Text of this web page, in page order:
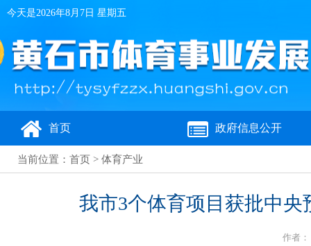
今天是2026年8月7日 星期五
首页 政府信息公开
当前位置： 首页 > 体育产业
我市3个体育项目获批中央
作者